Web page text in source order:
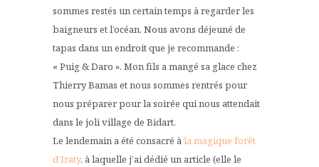
sommes restés un certain temps à regarder les
baigneurs et l’océan. Nous avons déjeuné de
tapas dans un endroit que je recommande :
« Puig & Daro ». Mon fils a mangé sa glace chez
Thierry Bamas et nous sommes rentrés pour
nous préparer pour la soirée qui nous attendait
dans le joli village de Bidart.
Le lendemain a été consacré àla magique forêt
d’Iraty, à laquelle j’ai dédié un article (elle le